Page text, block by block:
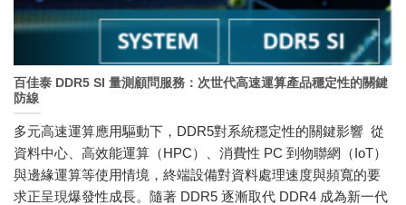
百佳泰 DDR5 SI 量測顧問服務：次世代高速運算產品穩定性的關鍵
防線
多元高速運算應用驅動下，DDR5對系統穩定性的關鍵影響 從
資料中心、高效能運算（HPC）、消費性 PC 到物聯網（IoT）
與邊緣運算等使用情境，終端設備對資料處理速度與頻寬的要
求正呈現爆發性成長。隨著 DDR5 逐漸取代 DDR4 成為新一代